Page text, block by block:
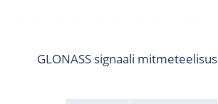
GLONASS signaali mitmeteelisus